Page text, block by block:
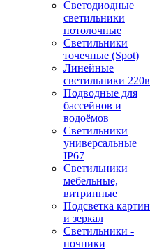
Светодиодные
светильники
потолочные
Светильники
точечные (Spot)
Линейные
светильники 220в
Подводные для
бассейнов и
водоёмов
Светильники
универсальные
IP67
Светильники
мебельные,
витринные
Подсветка картин
и зеркал
Светильники -
ночники